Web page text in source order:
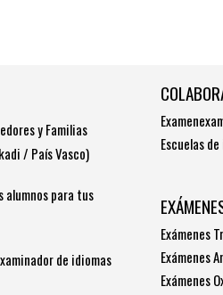
y Familias
/ País Vasco)
alumnos para tus
de idiomas
Escuelas
Exámenes
Exámenes
Exámenes